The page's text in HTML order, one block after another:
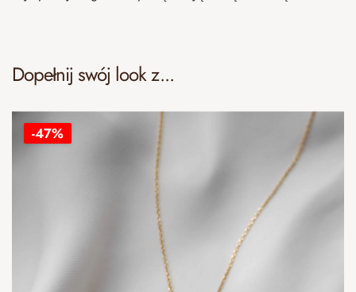
Dopełnij swój look z...
-47%